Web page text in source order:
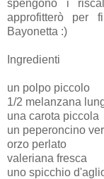
spengono i
approfitterò per
Bayonetta :)
Ingredienti
un polpo piccolo
1/2 melanzana
una carota piccola
un peperoncino
orzo perlato
valeriana fresca
uno spicchio